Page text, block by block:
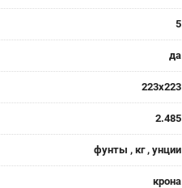
5
да
223х223
2.485
фунты , кг , унции
крона